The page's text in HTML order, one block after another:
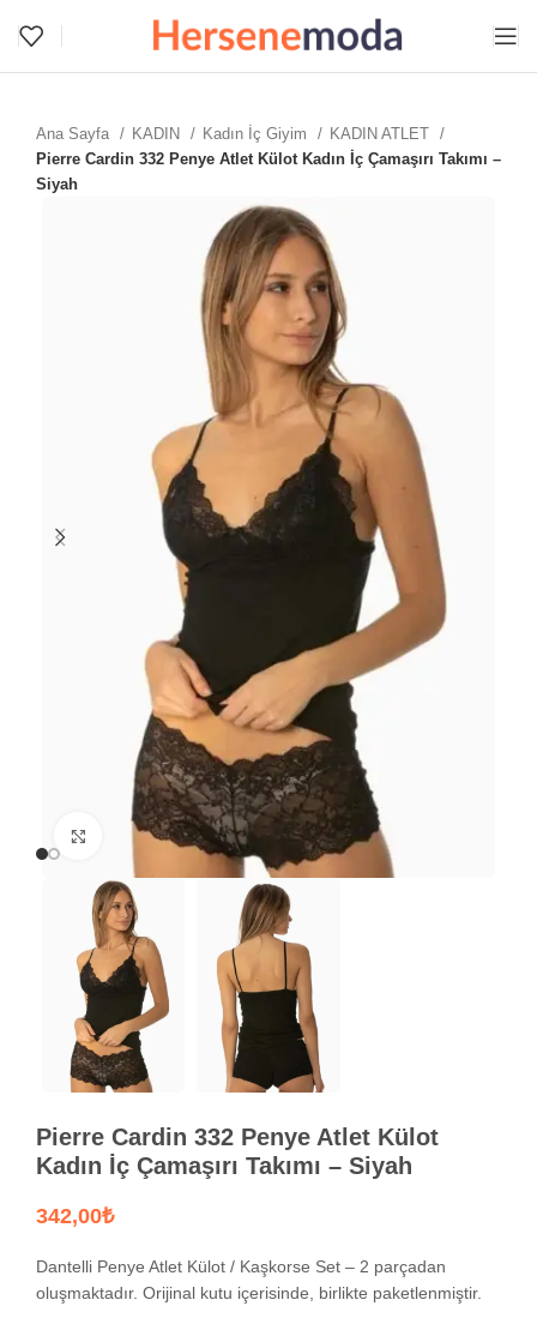
Ana Sayfa KADIN Kadın İç Giyim
KADIN ATLET
Pierre Cardin 332 Penye Atlet Külot Kadın İç Çamaşırı Takımı –
Siyah
Büyütmek için tıklayın
Pierre Cardin 332 Penye Atlet Külot
Kadın İç Çamaşırı Takımı – Siyah
₺
Dantelli Penye Atlet Külot / Kaşkorse Set – 2 parçadan
oluşmaktadır. Orijinal kutu içerisinde, birlikte paketlenmiştir.